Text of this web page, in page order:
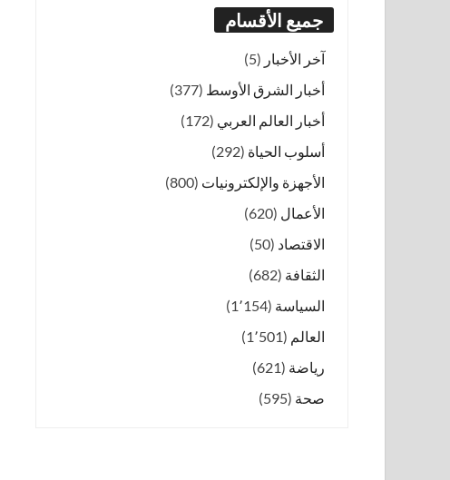
جميع الأقسام
آخر الأخبار (5)
أخبار الشرق الأوسط (377)
أخبار العالم العربي (172)
أسلوب الحياة (292)
الأجهزة والإلكترونيات (800)
الأعمال (620)
الاقتصاد (50)
الثقافة (682)
السياسة (1٬154)
العالم (1٬501)
رياضة (621)
صحة (595)